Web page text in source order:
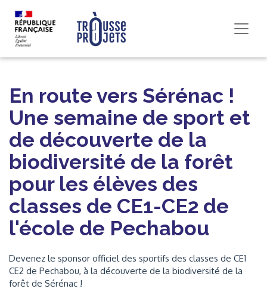
En route vers Sérénac !
Une semaine de sport et
de découverte de la
biodiversité de la forêt
pour les élèves des
classes de CE1-CE2 de
l'école de Pechabou
Devenez le sponsor officiel des sportifs des classes de CE1
CE2 de Pechabou, à la découverte de la biodiversité de la
forêt de Sérénac !